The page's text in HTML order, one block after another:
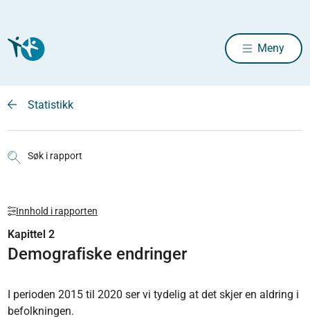
Meny
Statistikk
Søk i rapport
Innhold i rapporten
Kapittel 2
Demografiske endringer
I perioden 2015 til 2020 ser vi tydelig at det skjer en aldring i
befolkningen.